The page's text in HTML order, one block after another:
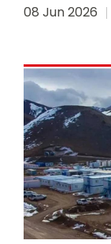
08 Jun 2026